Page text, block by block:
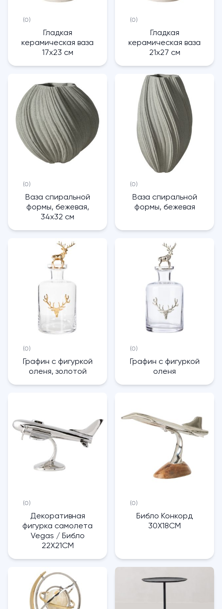
(0)
Гладкая
керамическая ваза
17х23 см
(0)
Гладкая
керамическая ваза
21х27 см
(0)
Ваза спиральной
формы, бежевая,
34x32 см
(0)
Ваза спиральной
формы, бежевая
(0)
Графин с фигуркой
оленя, золотой
(0)
Графин с фигуркой
оленя
(0)
Декоративная
фигурка самолета
Vegas / Библо
22X21CM
(0)
Библо Конкорд
30X18CM